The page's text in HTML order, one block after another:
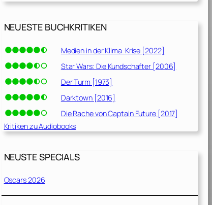
NEUESTE BUCHKRITIKEN
Medien in der Klima-Krise [2022]
Star Wars: Die Kundschafter [2006]
Der Turm [1973]
Darktown [2016]
Die Rache von Captain Future [2017]
Kritiken zu Audiobooks
NEUSTE SPECIALS
Oscars 2026